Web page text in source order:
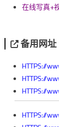
在线写真+
备用网址
HTTPS://
HTTPS://
HTTPS://
HTTPS://